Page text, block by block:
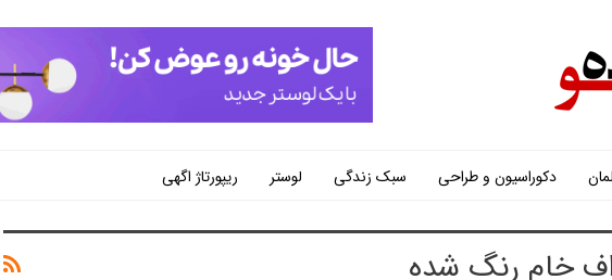
دکوراسیون و طراحی سبک زندگی لوستر
ریپورتاژ اگهی
اف خام رنگ شده